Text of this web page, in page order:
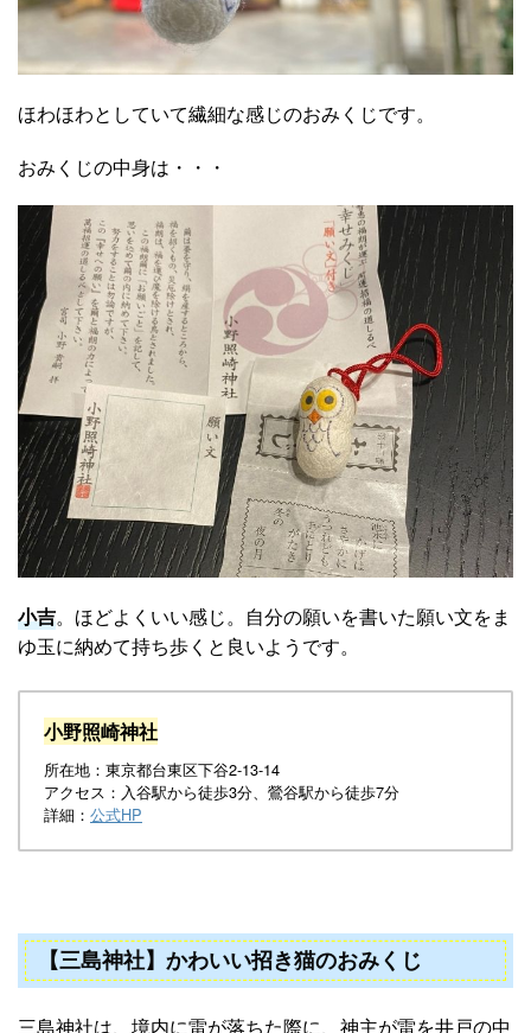
ほわほわとしていて繊細な感じのおみくじです。
おみくじの中身は・・・
小吉。ほどよくいい感じ。自分の願いを書いた願い文をま
ゆ玉に納めて持ち歩くと良いようです。
小野照崎神社
所在地：東京都台東区下谷2-13-14
アクセス：入谷駅から徒歩3分、鶯谷駅から徒歩7分
詳細： 公式HP
【三島神社】かわいい招き猫のおみくじ
三島神社は、境内に雷が落ちた際に、神主が雷を井戸の中